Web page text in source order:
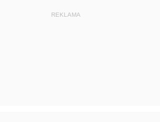
REKLAMA